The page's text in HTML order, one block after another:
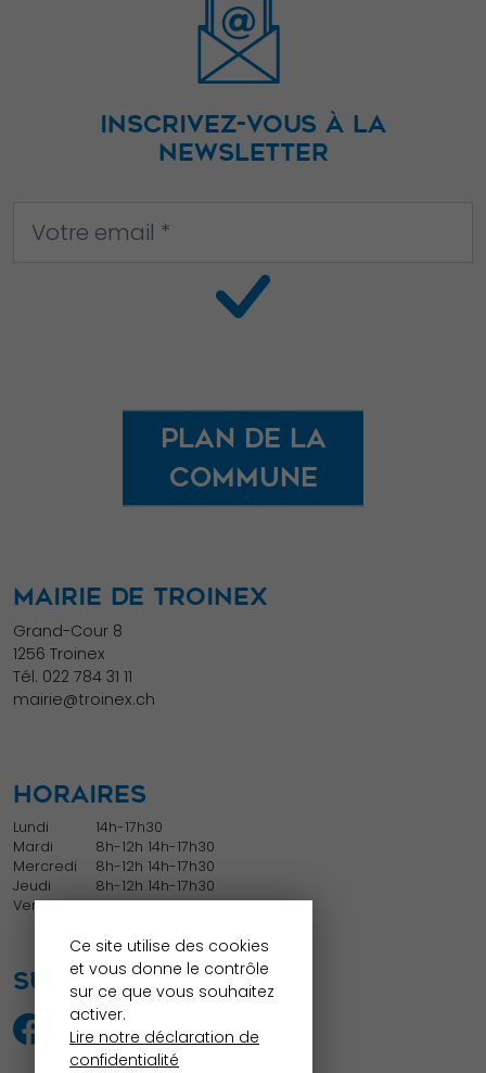
INSCRIVEZ-VOUS À LA
NEWSLETTER
Plan de la
commune
MAIRIE DE TROINEX
Grand-Cour 8
1256 Troinex
Tél. 022 784 31 11
mairie@troinex.ch
HORAIRES
Lundi
Mardi
Mercredi
Jeudi
Vendredi
14h-17h30
8h-12h 14h-17h30
8h-12h 14h-17h30
8h-12h 14h-17h30
8h-12h
SUIVEZ NOUS
Ce site utilise des cookies
et vous donne le contrôle
sur ce que vous souhaitez
activer.
Lire notre déclaration de
confidentialité